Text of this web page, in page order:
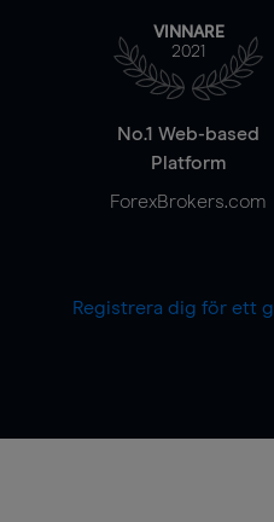
VINNARE
2021
No.1 Web-based
Platform
ForexBrokers.com
Registrera dig för ett